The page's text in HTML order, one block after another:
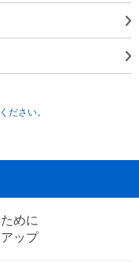
ださい。
めに
ップ